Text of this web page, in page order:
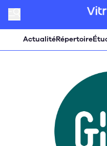
ActualitéRépertoire